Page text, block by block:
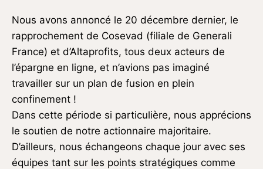
Nous avons annoncé le 20 décembre dernier, le
rapprochement de Cosevad (filiale de Generali
France) et d’Altaprofits, tous deux acteurs de
l’épargne en ligne, et n’avions pas imaginé
travailler sur un plan de fusion en plein
confinement !
Dans cette période si particulière, nous apprécions
le soutien de notre actionnaire majoritaire.
D’ailleurs, nous échangeons chaque jour avec ses
équipes tant sur les points stratégiques comme